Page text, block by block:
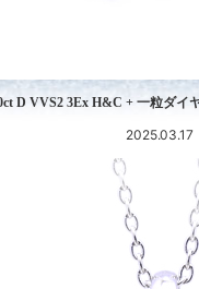
D VVS2 3Ex H&C + 一粒ダイ
2025.03.17